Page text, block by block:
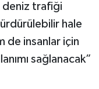
deniz trafiği
hale
de insanlar için
sağlanacak”